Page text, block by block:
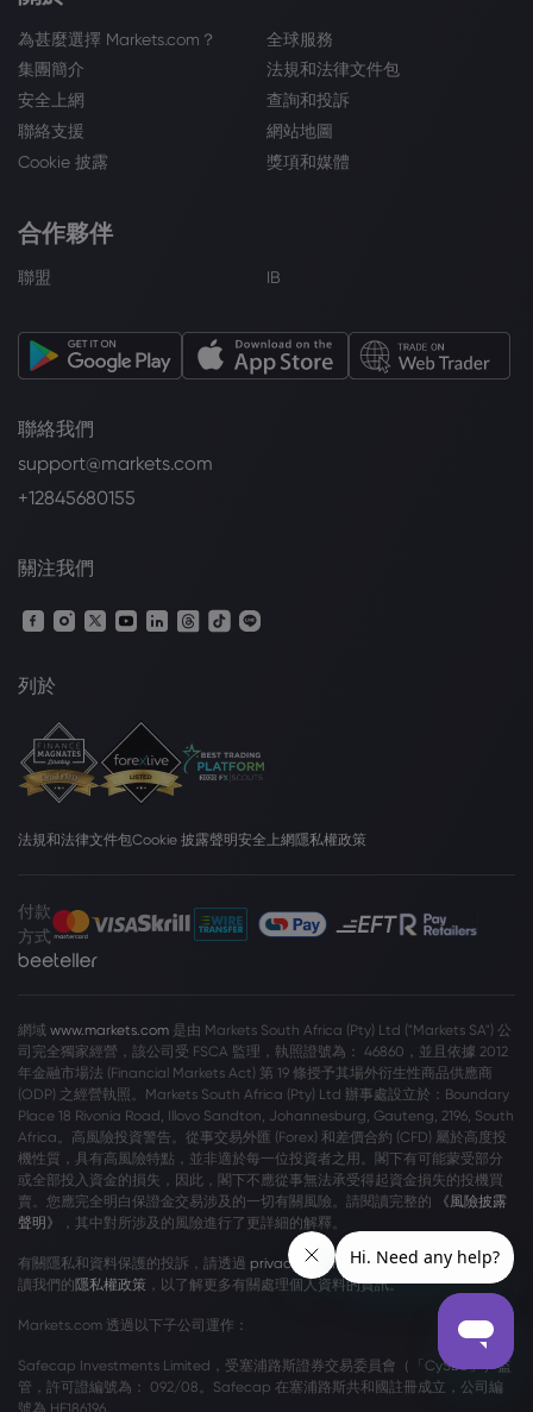
為甚麼選擇 Markets.com？
全球服務
集團簡介
法規和法律文件包
安全上網
查詢和投訴
聯絡支援
網站地圖
Cookie 披露
獎項和媒體
合作夥伴
聯盟 IB
聯絡我們
support@markets.com
+12845680155
關注我們
列於
法規和法律文件包Cookie 披露聲明安全上網隱私權政策
付款
方式
網域 www.markets.com 是由 Markets South Africa (Pty) Ltd ("Markets SA") 公
司完全獨家經營，該公司受 FSCA 監理，執照證號為： 46860，並且依據 2012
年金融市場法 (Financial Markets Act) 第 19 條授予其場外衍生性商品供應商
(ODP) 之經營執照。Markets South Africa (Pty) Ltd 辦事處設立於：Boundary
Place 18 Rivonia Road, Illovo Sandton, Johannesburg, Gauteng, 2196, South
Africa。高風險投資警告。從事交易外匯 (Forex) 和差價合約 (CFD) 屬於高度投
機性質，具有高風險特點，並非適於每一位投資者之用。閣下有可能蒙受部分
或全部投入資金的損失，因此，閣下不應從事無法承受得起資金損失的投機買
賣。您應完全明白保證金交易涉及的一切有關風險。請閱讀完整的
《風險披露
聲明》
，其中對所涉及的風險進行了更詳細的解釋。
有關隱私和資料保護的投訴，請透過 privacy@markets.com與我們聯絡。請閱
讀我們的隱私權政策 ，以了解更多有關處理個人資料的資訊。
Markets.com 透過以下子公司運作：
Safecap Investments Limited，受塞浦路斯證券交易委員會（「CySEC」）監
管，許可證編號為： 092/08。Safecap 在塞浦路斯共和國註冊成立，公司編
號為 HE186196。